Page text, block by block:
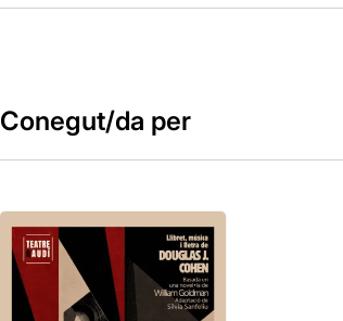
Conegut/da per